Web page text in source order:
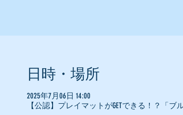
日時・場所
2025年7月06日 14:00
【公認】プレイマットがGETできる！？「ブ